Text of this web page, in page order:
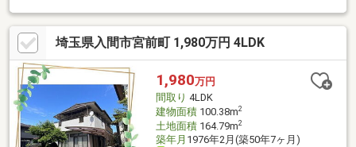
埼玉県入間市宮前町 1,980万円 4LDK
1,980万円
間取り 4LDK
建物面積100.38m2
土地面積164.79m2
築年月 1976年2月(築50年7ヶ月)